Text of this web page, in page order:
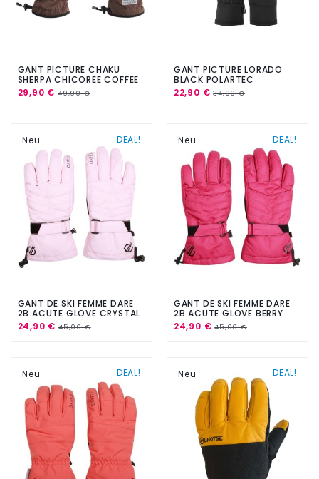
GANT PICTURE CHAKU
SHERPA CHICOREE COFFEE
29,90 € 49,90 €
GANT PICTURE LORADO
BLACK POLARTEC
22,90 €34,90 €
DEAL!
Neu
GANT DE SKI FEMME DARE
2B ACUTE GLOVE CRYSTAL
ROSE
24,90 € 45,00 €
DEAL!
Neu
GANT DE SKI FEMME DARE
2B ACUTE GLOVE BERRY
PINK
24,90 €45,00 €
DEAL!
Neu DEAL!
Neu